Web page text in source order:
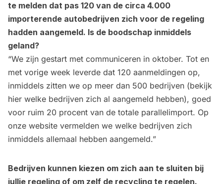
te melden dat pas 120 van de circa 4.000
importerende autobedrijven zich voor de regeling
hadden aangemeld. Is de boodschap inmiddels
geland?
“We zijn gestart met communiceren in oktober. Tot en
met vorige week leverde dat 120 aanmeldingen op,
inmiddels zitten we op meer dan 500 bedrijven (bekijk
hier welke bedrijven zich al aangemeld hebben), goed
voor ruim 20 procent van de totale parallelimport. Op
onze website vermelden we welke bedrijven zich
inmiddels allemaal hebben aangemeld.”
Bedrijven kunnen kiezen om zich aan te sluiten bij
jullie regeling of om zelf de recycling te regelen.